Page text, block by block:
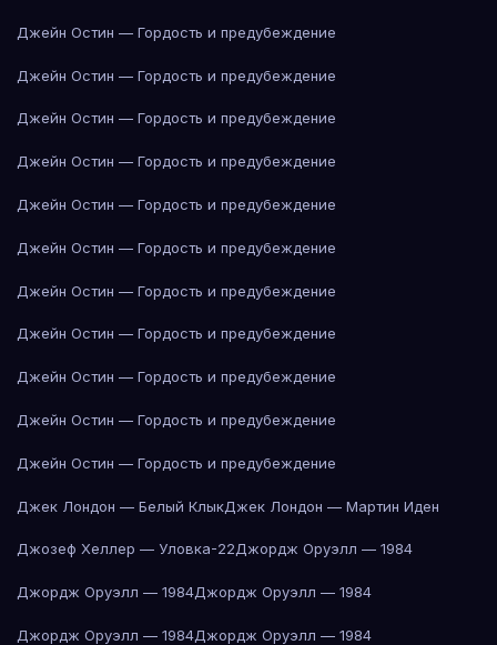
Джейн Остин — Гордость и предубеждение
Джейн Остин — Гордость и предубеждение
Джейн Остин — Гордость и предубеждение
Джейн Остин — Гордость и предубеждение
Джейн Остин — Гордость и предубеждение
Джейн Остин — Гордость и предубеждение
Джейн Остин — Гордость и предубеждение
Джейн Остин — Гордость и предубеждение
Джейн Остин — Гордость и предубеждение
Джейн Остин — Гордость и предубеждение
Джейн Остин — Гордость и предубеждение
Джек Лондон — Белый КлыкДжек Лондон — Мартин Иден
Джозеф Хеллер — Уловка-22Джордж Оруэлл — 1984
Джордж Оруэлл — 1984Джордж Оруэлл — 1984
Джордж Оруэлл — 1984Джордж Оруэлл — 1984